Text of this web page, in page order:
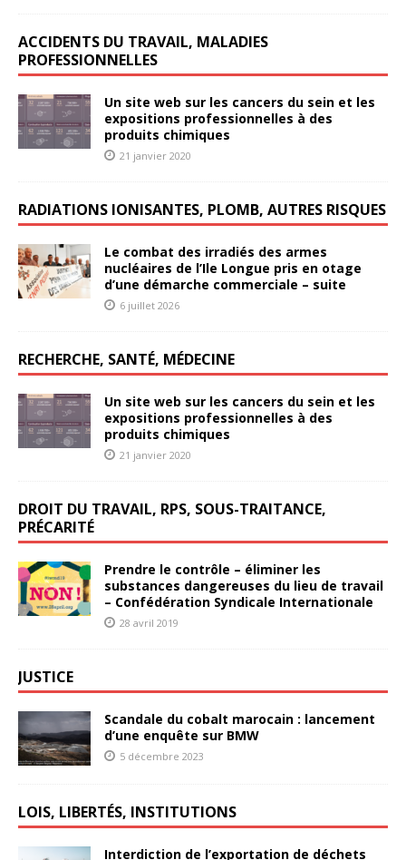
ACCIDENTS DU TRAVAIL, MALADIES
PROFESSIONNELLES
Un site web sur les cancers du sein et les
expositions professionnelles à des
produits chimiques
21 janvier 2020
RADIATIONS IONISANTES, PLOMB, AUTRES RISQUES
Le combat des irradiés des armes
nucléaires de l’Ile Longue pris en otage
d’une démarche commerciale – suite
6 juillet 2026
RECHERCHE, SANTÉ, MÉDECINE
Un site web sur les cancers du sein et les
expositions professionnelles à des
produits chimiques
21 janvier 2020
DROIT DU TRAVAIL, RPS, SOUS-TRAITANCE,
PRÉCARITÉ
Prendre le contrôle – éliminer les
substances dangereuses du lieu de travail
– Confédération Syndicale Internationale
28 avril 2019
JUSTICE
Scandale du cobalt marocain : lancement
d’une enquête sur BMW
5 décembre 2023
LOIS, LIBERTÉS, INSTITUTIONS
Interdiction de l’exportation de déchets